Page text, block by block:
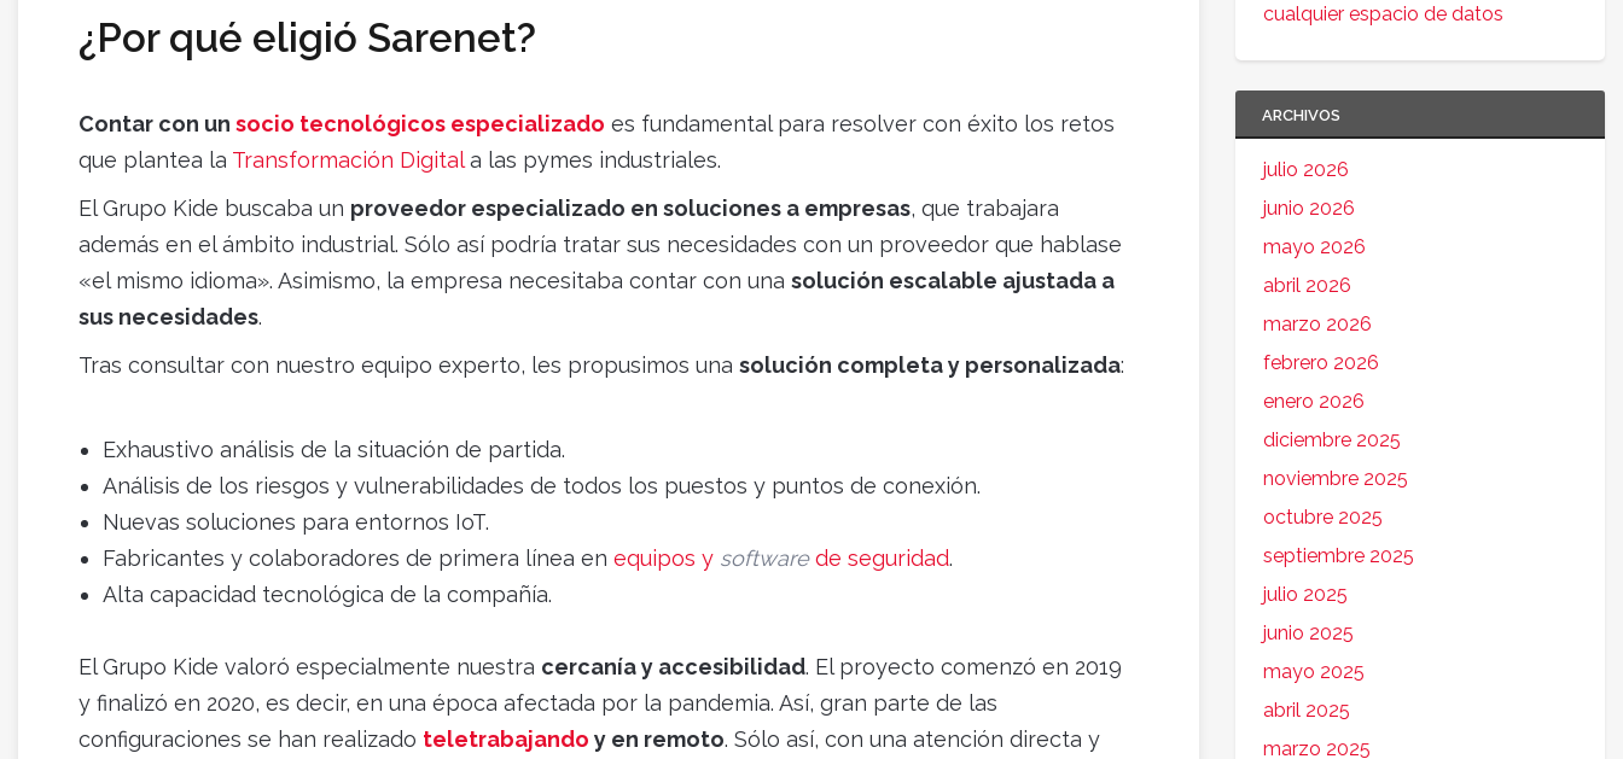
¿Por qué eligió Sarenet?
Contar con un socio tecnológicos especializado es fundamental para resolver con éxito los retos
que plantea la Transformación Digitala las pymes industriales.
El Grupo Kide buscaba un proveedor especializado en soluciones a empresas, que trabajara
además en el ámbito industrial. Sólo así podría tratar sus necesidades con un proveedor que hablase
«el mismo idioma». Asimismo, la empresa necesitaba contar con una solución escalable ajustada a
sus necesidades.
Tras consultar con nuestro equipo experto, les propusimos una solución completa y personalizada:
Exhaustivo análisis de la situación de partida.
Análisis de los riesgos y vulnerabilidades de todos los puestos y puntos de conexión.
Nuevas soluciones para entornos IoT.
Fabricantes y colaboradores de primera línea en equipos y softwarede seguridad.
Alta capacidad tecnológica de la compañía.
El Grupo Kide valoró especialmente nuestra cercanía y accesibilidad. El proyecto comenzó en 2019
y finalizó en 2020, es decir, en una época afectada por la pandemia. Así, gran parte de las
configuraciones se han realizado teletrabajando y en remoto. Sólo así, con una atención directa y
cualquier espacio de datos
ARCHIVOS
julio 2026
junio 2026
mayo 2026
abril 2026
marzo 2026
febrero 2026
enero 2026
diciembre 2025
noviembre 2025
octubre 2025
septiembre 2025
julio 2025
junio 2025
mayo 2025
abril 2025
marzo 2025